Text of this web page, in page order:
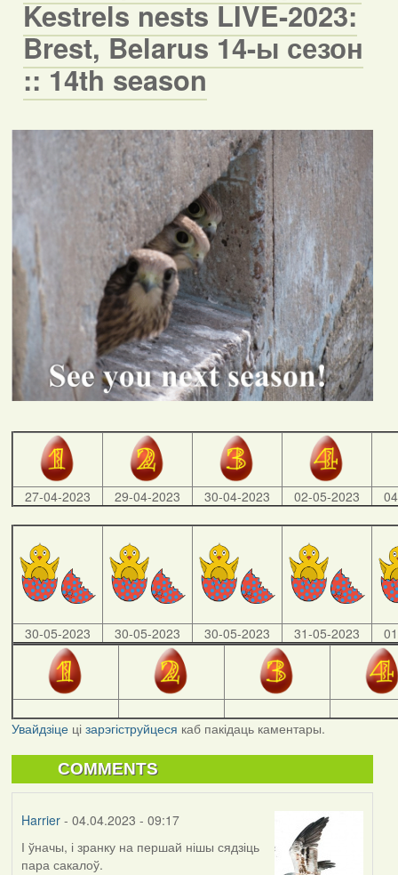
Kestrels nests LIVE-2023:
Brest, Belarus 14-ы сезон
:: 14th season
27-04-2023 29-04-2023 30-04-2023 02-05-2023
30-05-2023 30-05-2023 30-05-2023 31-05-2023
Увайдзіцеці зарэгіструйцеся каб пакідаць каментары.
COMMENTS
Harrier- 04.04.2023 - 09:17
І ўначы, і зранку на першай нішы сядзіць
пара сакалоў.